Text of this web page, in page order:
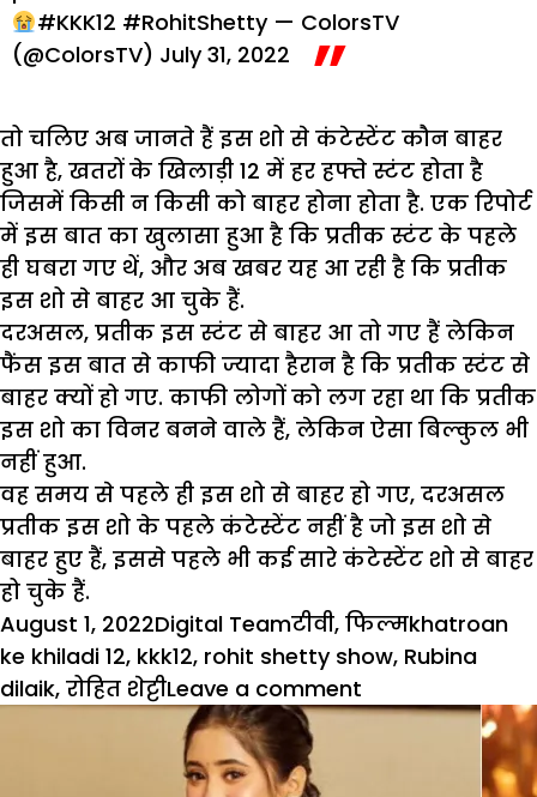
#KKK12 #RohitShetty — ColorsTV
(@ColorsTV) July 31, 2022
तो चलिए अब जानते हैं इस शो से कंटेस्टेंट कौन बाहर
हुआ है, खतरों के खिलाड़ी 12 में हर हफ्ते स्टंट होता है
जिसमें किसी न किसी को बाहर होना होता है. एक रिपोर्ट
में इस बात का खुलासा हुआ है कि प्रतीक स्टंट के पहले
ही घबरा गए थें, और अब खबर यह आ रही है कि प्रतीक
इस शो से बाहर आ चुके हैं.
दरअसल, प्रतीक इस स्टंट से बाहर आ तो गए हैं लेकिन
फैंस इस बात से काफी ज्यादा हैरान है कि प्रतीक स्टंट से
बाहर क्यों हो गए. काफी लोगों को लग रहा था कि प्रतीक
इस शो का विनर बनने वाले हैं, लेकिन ऐसा बिल्कुल भी
नहीं हुआ.
वह समय से पहले ही इस शो से बाहर हो गए, दरअसल
प्रतीक इस शो के पहले कंटेस्टेंट नहीं है जो इस शो से
बाहर हुए हैं, इससे पहले भी कई सारे कंटेस्टेंट शो से बाहर
हो चुके हैं.
Posted
on
August 1, 2022Author
Digital TeamCategories
टीवी, फिल्मTags
khatroan
ke khiladi 12, kkk12, rohit shetty show, Rubina
dilaik, रोहित शेट्टीLeave a comment
KKK12